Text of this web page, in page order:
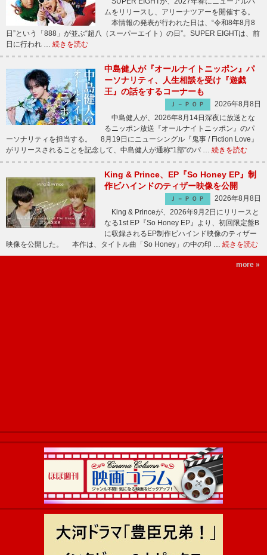
ムをリリースし、アリーナツアーを開催する。
本情報の発表が行われた日は、“令和8年8月8
日”という「888」が並ぶ“超八（スーパーエイト）の日”。SUPER EIGHTは、前
日に行われ … 続きを読む
中島健人が『オールナイトニッポン』パ
ーソナリティ、人生相談を受け『遊戯
王』の話をするコーナーも
Ｊ－ＰＯＰ
2026年8月8日
中島健人が、2026年8月14日深夜に放送とな
るニッポン放送『オールナイトニッポン』のパ
ーソナリティを担当する。 8月19日にニューシングル『鬼事 / Fiction Love』
がリリースされることを記念して、中島健人が通称“1部”のパ … 続きを読む
King & Prince、EP『So Honey EP』制
作ビハインドのティザー映像を公開
Ｊ－ＰＯＰ
2026年8月8日
King & Princeが、2026年9月2日にリリースと
なる1st EP『So Honey EP』より、初回限定盤B
に収録されるEP制作ビハインド映像のティザー
映像を公開した。 本作は、タイトル曲「So Honey」の中の印 … 続きを読む
more »